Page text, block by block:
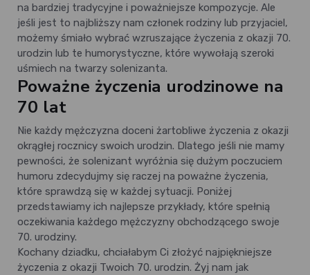
na bardziej tradycyjne i poważniejsze kompozycje. Ale
jeśli jest to najbliższy nam członek rodziny lub przyjaciel,
możemy śmiało wybrać wzruszające życzenia z okazji 70.
urodzin lub te humorystyczne, które wywołają szeroki
uśmiech na twarzy solenizanta.
Poważne życzenia urodzinowe na
70 lat
Nie każdy mężczyzna doceni żartobliwe życzenia z okazji
okrągłej rocznicy swoich urodzin. Dlatego jeśli nie mamy
pewności, że solenizant wyróżnia się dużym poczuciem
humoru zdecydujmy się raczej na poważne życzenia,
które sprawdzą się w każdej sytuacji. Poniżej
przedstawiamy ich najlepsze przykłady, które spełnią
oczekiwania każdego mężczyzny obchodzącego swoje
70. urodziny.
Kochany dziadku, chciałabym Ci złożyć najpiękniejsze
życzenia z okazji Twoich 70. urodzin. Żyj nam jak